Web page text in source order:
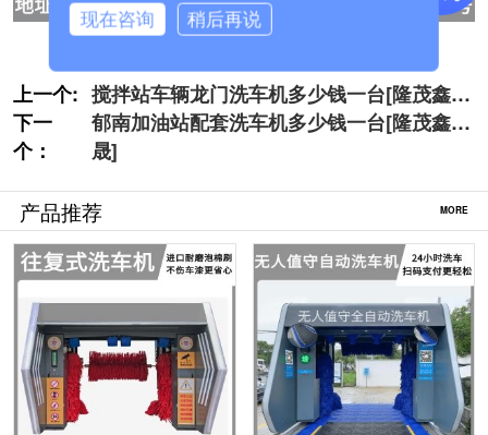
上一个: 搅拌站车辆龙门洗车机多少钱一台[隆茂鑫
晟]
下一
个：
郁南加油站配套洗车机多少钱一台[隆茂鑫
晟]
产品推荐 MORE
现在咨询 稍后再说